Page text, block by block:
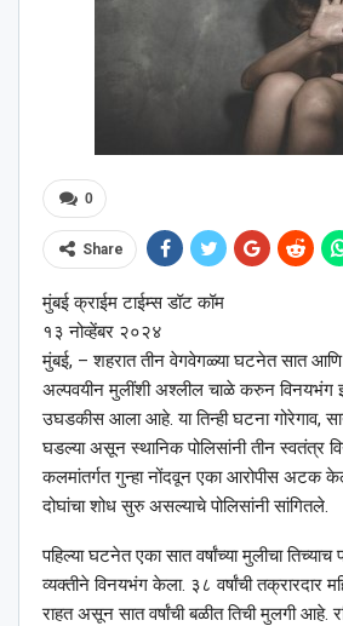
0
Share
मुंबई क्राईम टाईम्स डॉट कॉम
१३ नोव्हेंबर २०२४
मुंबई, – शहरात तीन वेगवेगळ्या घटनेत सात आणि
अल्पवयीन मुलींशी अश्‍लील चाळे करुन विनयभंग
उघडकीस आला आहे. या तिन्ही घटना गोरेगाव,
घडल्या असून स्थानिक पोलिसांनी तीन स्वतंत्र
कलमांतर्गत गुन्हा नोंदवून एका आरोपीस अटक
दोघांचा शोध सुरु असल्याचे पोलिसांनी सांगितले.
पहिल्या घटनेत एका सात वर्षांच्या मुलीचा तिच्याच
व्यक्तीने विनयभंग केला. ३८ वर्षांची तक्रारदार
राहत असून सात वर्षांची बळीत तिची मुलगी आहे.